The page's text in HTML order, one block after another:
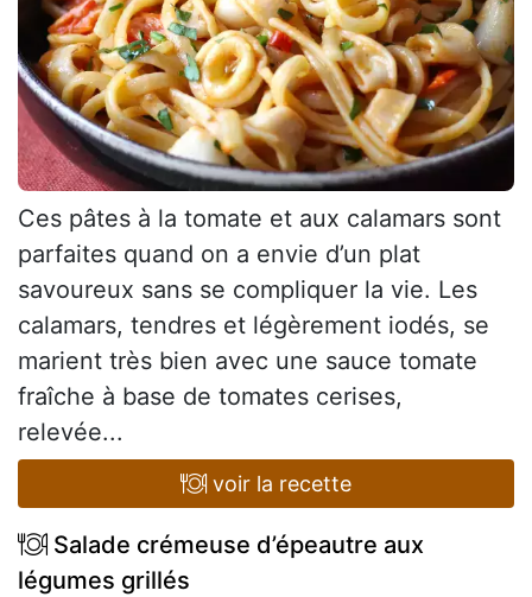
Ces pâtes à la tomate et aux calamars sont
parfaites quand on a envie d’un plat
savoureux sans se compliquer la vie. Les
calamars, tendres et légèrement iodés, se
marient très bien avec une sauce tomate
fraîche à base de tomates cerises,
relevée...
voir la recette
Salade crémeuse d’épeautre aux
légumes grillés